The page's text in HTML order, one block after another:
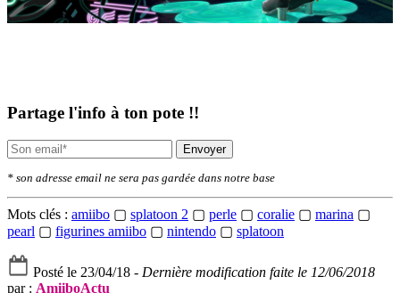
Partage l'info à ton pote !!
Envoyer
* son adresse email ne sera pas gardée dans notre base
Mots clés : amiibo ▢ splatoon 2 ▢ perle ▢ coralie ▢ marina ▢
pearl ▢ figurines amiibo ▢ nintendo ▢ splatoon
Posté le 23/04/18 - Dernière modification faite le 12/06/2018
par : AmiiboActu